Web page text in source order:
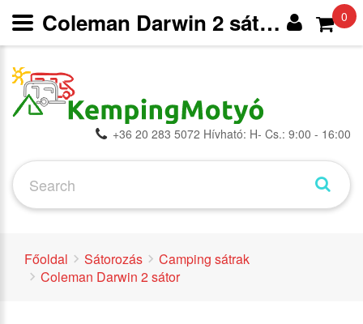
+36 20 283 5072 Hívható: H- Cs.: 9:00 - 16:00
0
Főoldal Sátorozás
Camping sátrak
Coleman Darwin 2 sátor
Coleman Darwin 2 sátor - Camping sátrak - Sátorozás -